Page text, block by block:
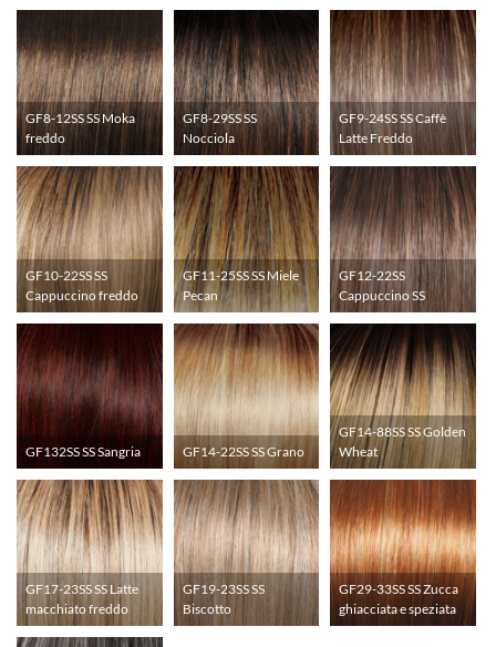
GF8-12SS SS Moka
freddo
GF8-29SS SS
Nocciola
GF9-24SS SS Caffè
Latte Freddo
GF10-22SS SS
Cappuccino freddo
GF11-25SS SS Miele
Pecan
GF12-22SS
Cappuccino SS
GF132SS SS Sangria GF14-22SS SS Grano
GF14-88SS SS Golden
Wheat
GF17-23SS SS Latte
macchiato freddo
GF19-23SS SS
Biscotto
GF29-33SS SS Zucca
ghiacciata e speziata